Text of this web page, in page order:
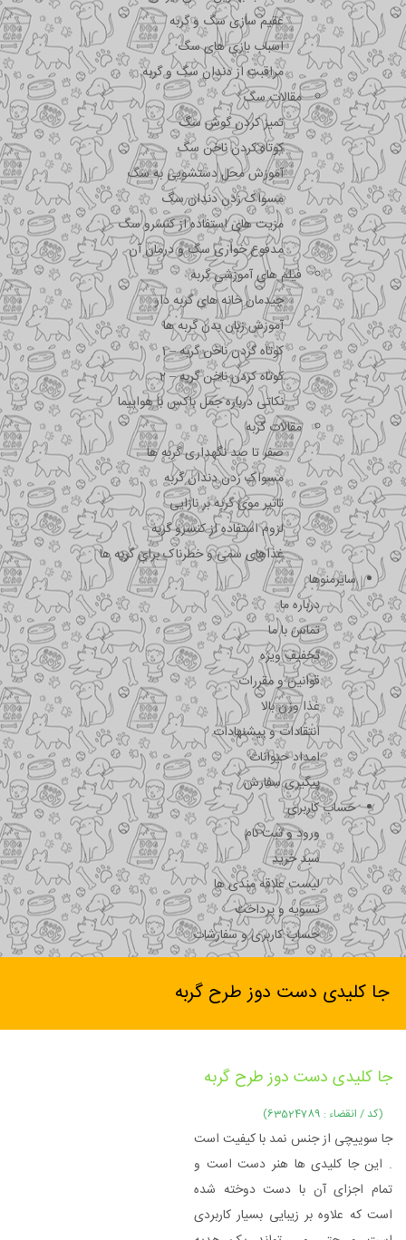
عقیم سازی سگ و گربه
اسباب بازی های سگ
مراقبت از دندان سگ و گربه
مقالات سگ
تمیز کردن گوش سگ
کوتاه کردن ناخن سگ
آموزش محل دستشویی به سگ
مسواک زدن دندان سگ
مزیت های استفاده از کنسرو سگ
مدفوع خواری سگ و درمان آن
فیلم های آموزشی گربه
چیدمان خانه های گربه دار
آموزش زبان بدن گربه ها
کوتاه کردن ناخن گربه – 1
کوتاه کردن ناخن گربه – 2
نکاتی درباره جمل باکس با هواپیما
مقالات گربه
صفر تا صد نگهداری گربه ها
مسواک زدن دندان گربه
تاثیر موی گربه بر نازایی
لزوم استفاده از کنسرو گربه
غذاهای سمی و خطرناک برای گربه ها
سایرمنوها
درباره ما
تماس با ما
تخفیف ویژه
قوانین و مقررات
غذا وزن بالا
انتقادات و پیشنهادات
امداد حیوانات
پیگیری سفارش
حساب کاربری
ورود و ثبت نام
سبد خرید
لیست علاقه مندی ها
تسویه و پرداخت
حساب کاربری و سفارشات
جا کلیدی دست دوز طرح گربه
جا کلیدی دست دوز طرح گربه
(کد / انقضاء : 63524789)
جا سوییچی از جنس نمد با کیفیت است
. این جا کلیدی ها هنر دست است و
تمام اجزای آن با دست دوخته شده
است که علاوه بر زیبایی بسیار کاربردی